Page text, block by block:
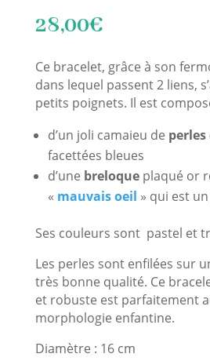
28,00€
Ce bracelet, grâce à son
dans lequel passent 2 liens,
petits poignets. Il est
d’un joli camaieu de perles
facettées bleues
d’une breloqueplaqué or
« mauvais oeil » qui est
Ses couleurs sont pastel et
Les perles sont enfilées sur
très bonne qualité. Ce
et robuste est parfaitement
morphologie enfantine.
Diamètre : 16 cm